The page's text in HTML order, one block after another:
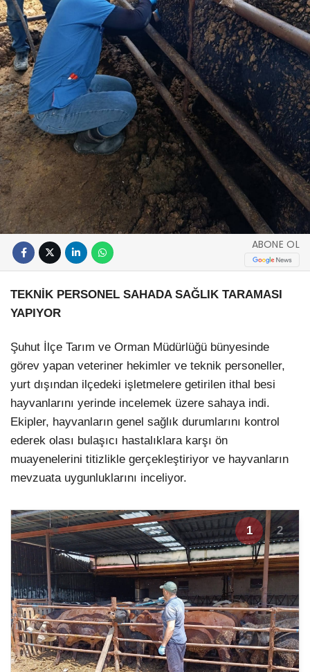
ABONE OL
TEKNİK PERSONEL SAHADA SAĞLIK TARAMASI
YAPIYOR
Şuhut İlçe Tarım ve Orman Müdürlüğü bünyesinde
görev yapan veteriner hekimler ve teknik personeller,
yurt dışından ilçedeki işletmelere getirilen ithal besi
hayvanlarını yerinde incelemek üzere sahaya indi.
Ekipler, hayvanların genel sağlık durumlarını kontrol
ederek olası bulaşıcı hastalıklara karşı ön
muayenelerini titizlikle gerçekleştiriyor ve hayvanların
mevzuata uygunluklarını inceliyor.
1 2